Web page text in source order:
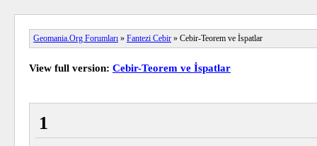
Geomania.Org Forumları » Fantezi Cebir » Cebir-Teorem ve İspatlar
View full version: Cebir-Teorem ve İspatlar
1